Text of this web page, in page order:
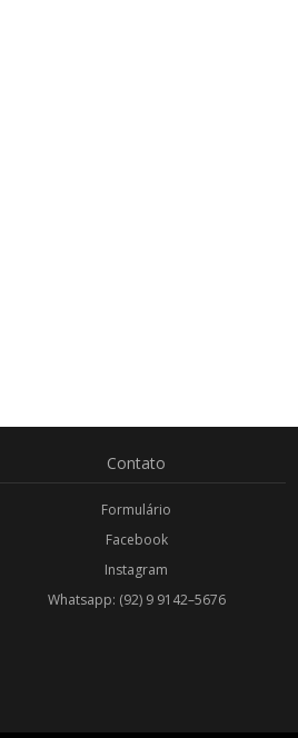
Contato
Formulário
Facebook
Instagram
Whatsapp: (92) 9 9142–5676